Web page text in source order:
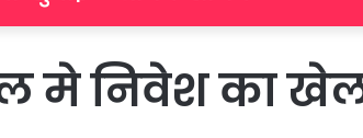
मे निवेश का